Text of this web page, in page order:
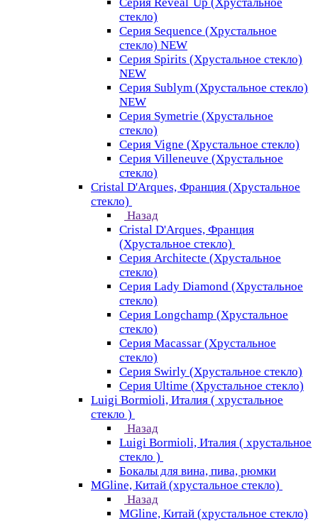
стекло)
Серия Sequence (Хрустальное
стекло) NEW
Серия Spirits (Хрустальное стекло)
NEW
Серия Sublym (Хрустальное стекло)
NEW
Серия Symetrie (Хрустальное
стекло)
Серия Vigne (Хрустальное стекло)
Серия Villeneuve (Хрустальное
стекло)
Cristal D'Arques, Франция (Хрустальное
стекло)
Назад
Cristal D'Arques, Франция
(Хрустальное стекло)
Серия Architecte (Хрустальное
стекло)
Серия Lady Diamond (Хрустальное
стекло)
Серия Longchamp (Хрустальное
стекло)
Серия Macassar (Хрустальное
стекло)
Серия Swirly (Хрустальное стекло)
Серия Ultime (Хрустальное стекло)
Luigi Bormioli, Италия ( хрустальное
стекло )
Назад
Luigi Bormioli, Италия ( хрустальное
стекло )
Бокалы для вина, пива, рюмки
MGline, Китай (хрустальное стекло)
Назад
MGline, Китай (хрустальное стекло)